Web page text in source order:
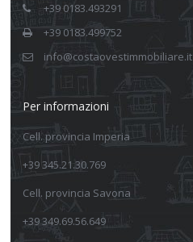
+39 0183.493291
+39 0183.499752
info@costaovestimmobiliare.it
Per informazioni
Cell. provincia Imperia
+39 345.21.30.769
Cell. provincia Savona
+39 349.69.56.649